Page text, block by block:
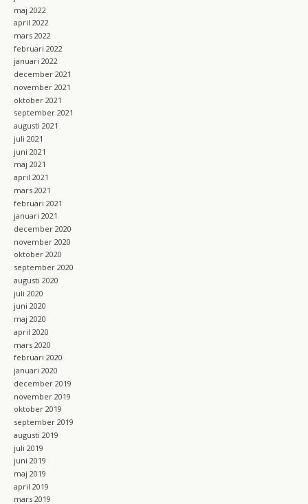
maj 2022
april 2022
mars 2022
februari 2022
januari 2022
december 2021
november 2021
oktober 2021
september 2021
augusti 2021
juli 2021
juni 2021
maj 2021
april 2021
mars 2021
februari 2021
januari 2021
december 2020
november 2020
oktober 2020
september 2020
augusti 2020
juli 2020
juni 2020
maj 2020
april 2020
mars 2020
februari 2020
januari 2020
december 2019
november 2019
oktober 2019
september 2019
augusti 2019
juli 2019
juni 2019
maj 2019
april 2019
mars 2019